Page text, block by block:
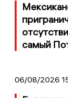
самый
06/08/2026